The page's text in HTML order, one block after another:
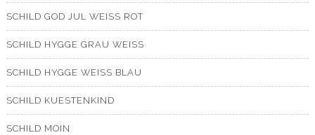
SCHILD GOD JUL WEISS ROT
SCHILD HYGGE GRAU WEISS
SCHILD HYGGE WEISS BLAU
SCHILD KUESTENKIND
SCHILD MOIN